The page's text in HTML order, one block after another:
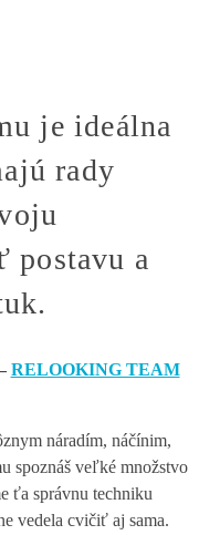
je ideálna
rady
postavu a
RELOOKING TEAM
náradím, náčínim,
spoznáš veľké množstvo
ťa správnu techniku
vedela cvičiť aj sama.